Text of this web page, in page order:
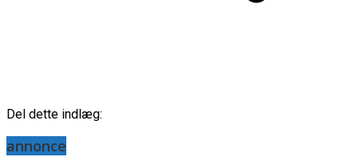
Del dette indlæg:
annonce